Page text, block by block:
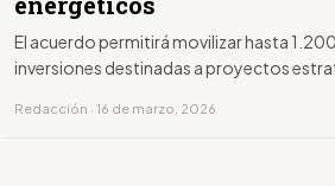
El acuerdo permitirá movilizar hasta
inversiones destinadas a proyectos
Redacción · 16 de marzo, 2026